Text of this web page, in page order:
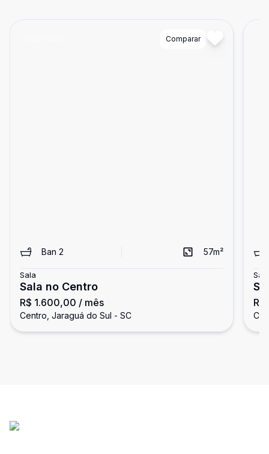
Comparar
Ban 2 57m²
Sala
Sala no Centro
R$ 1.600,00 / mês
Centro, Jaraguá do Sul - SC
Sala
do